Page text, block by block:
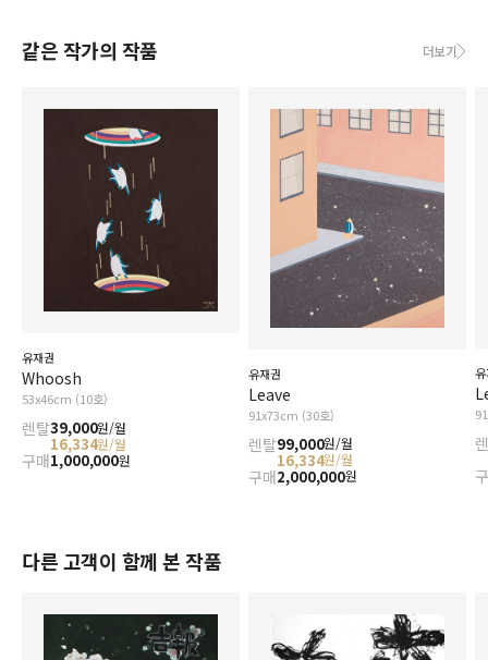
같은 작가의 작품 더보기
유재권
Whoosh
53x46cm (10호)
렌탈39,000원/월
16,334원/월
구매1,000,000원
유재권
Leave
91x73cm (30호)
렌탈99,000원/월
16,334원/월
구매2,000,000원
다른 고객이 함께 본 작품